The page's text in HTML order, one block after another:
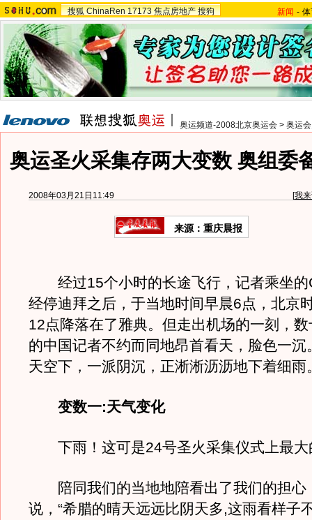
搜狐 ChinaRen 17173 焦点房地产 搜狗 新闻 -
奥运频道-2008北京奥运会 > 奥运
奥运圣火采集存两大变数 奥组委
2008年03月21日11:49 [我
来源：重庆晨报
经过15个小时的长途飞行，记者乘坐的
经停迪拜之后，于当地时间早晨6点，北京
12点降落在了雅典。但走出机场的一刻，
的中国记者不约而同地昂首看天，脸色一沉
天空下，一派阴沉，正淅淅沥沥地下着细雨
变数一:天气变化
下雨！这可是24号圣火采集仪式上最大
陪同我们的当地地陪看出了我们的担心
说，“希腊的晴天远远比阴天多,这雨看样子